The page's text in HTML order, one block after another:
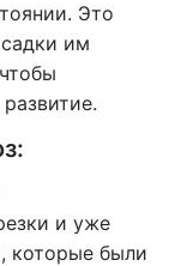
Это
им
и уже
которые были